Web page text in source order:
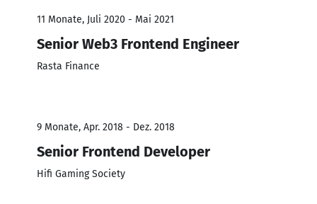
11 Monate, Juli 2020 - Mai 2021
Senior Web3 Frontend Engineer
Rasta Finance
9 Monate, Apr. 2018 - Dez. 2018
Senior Frontend Developer
Hifi Gaming Society